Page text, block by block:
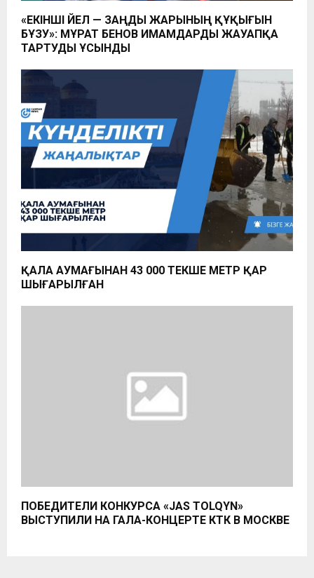
«ЕКІНШІ ӘЙЕЛ — ЗАҢДЫ ЖАРЫНЫҢ ҚҰҚЫҒЫН
БҰЗУ»: МҰРАТ ӘБЕНОВ ИМАМДАРДЫ ЖАУАПҚА
ТАРТУДЫ ҰСЫНДЫ
ҚАЛА АУМАҒЫНАН 43 000 ТЕКШЕ МЕТР ҚАР
ШЫҒАРЫЛҒАН
ПОБЕДИТЕЛИ КОНКУРСА «JAS TOLQYN»
ВЫСТУПИЛИ НА ГАЛА-КОНЦЕРТЕ КТК В МОСКВЕ